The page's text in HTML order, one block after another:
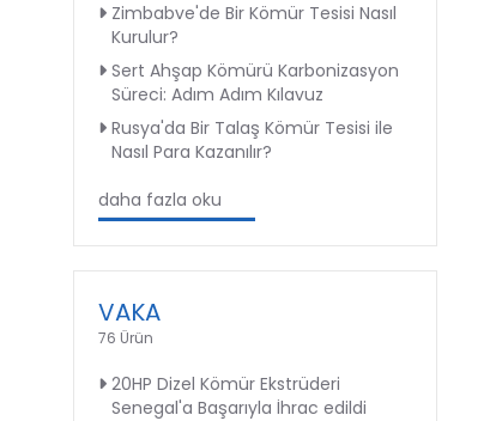
Zimbabve'de Bir Kömür Tesisi Nasıl
Kurulur?
Sert Ahşap Kömürü Karbonizasyon
Süreci: Adım Adım Kılavuz
Rusya'da Bir Talaş Kömür Tesisi ile
Nasıl Para Kazanılır?
daha fazla oku
VAKA
76 Ürün
20HP Dizel Kömür Ekstrüderi
Senegal'a Başarıyla İhrac edildi